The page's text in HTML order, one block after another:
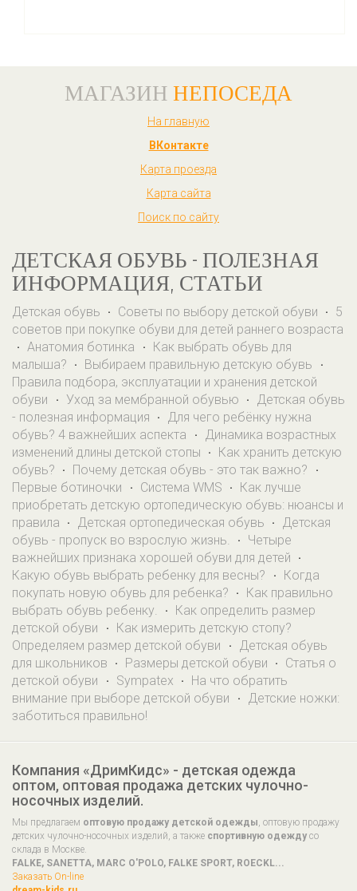
МАГАЗИН НЕПОСЕДА
На главную
ВКонтакте
Карта проезда
Карта сайта
Поиск по сайту
ДЕТСКАЯ ОБУВЬ - ПОЛЕЗНАЯ
ИНФОРМАЦИЯ, СТАТЬИ
Детская обувь · Советы по выбору детской обуви ·
5
советов при покупке обуви для детей раннего возраста
· Анатомия ботинка ·
Как выбрать обувь для
малыша?
· Выбираем правильную детскую обувь ·
Правила подбора, эксплуатации и хранения детской
обуви
· Уход за мембранной обувью ·
Детская обувь
- полезная информация
·
Для чего ребёнку нужна
обувь? 4 важнейших аспекта
·
Динамика возрастных
изменений длины детской стопы
·
Как хранить детскую
обувь?
· Почему детская обувь - это так важно? ·
Первые ботиночки · Система WMS ·
Как лучше
приобретать детскую ортопедическую обувь: нюансы и
правила
· Детская ортопедическая обувь ·
Детская
обувь - пропуск во взрослую жизнь.
·
Четыре
важнейших признака хорошей обуви для детей
·
Какую обувь выбрать ребенку для весны? ·
Когда
покупать новую обувь для ребенка?
·
Как правильно
выбрать обувь ребенку.
·
Как определить размер
детской обуви
·
Как измерить детскую стопу?
Определяем размер детской обуви
·
Детская обувь
для школьников
· Размеры детской обуви ·
Статья о
детской обуви
· Sympatex ·
На что обратить
внимание при выборе детской обуви
·
Детские ножки:
заботиться правильно!
Компания «ДримКидс» - детская одежда
оптом, оптовая продажа детских чулочно-
носочных изделий.
Мы предлагаем оптовую продажу детской одежды , оптовую продажу
детских чулочно-носочных изделий, а также спортивную одежду со
склада в Москве.
FALKE, SANETTA, MARC O'POLO, FALKE SPORT, ROECKL...
Заказать On-line